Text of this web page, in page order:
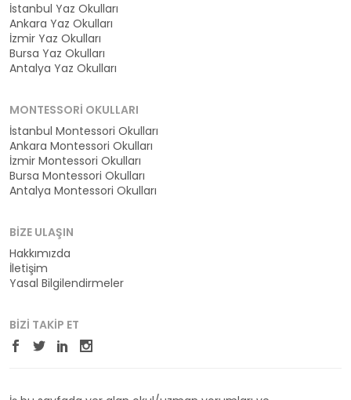
İstanbul Yaz Okulları
Ankara Yaz Okulları
İzmir Yaz Okulları
Bursa Yaz Okulları
Antalya Yaz Okulları
MONTESSORI OKULLARI
İstanbul Montessori Okulları
Ankara Montessori Okulları
İzmir Montessori Okulları
Bursa Montessori Okulları
Antalya Montessori Okulları
BIZE ULAŞIN
Hakkımızda
İletişim
Yasal Bilgilendirmeler
BIZI TAKIP ET